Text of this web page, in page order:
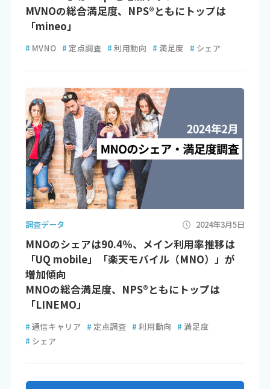
MVNOの総合満足度、NPS®ともにトップは
「mineo」
# MVNO # 定点調査 # 利用動向 # 満足度 # シェア
調査データ 2024年3月5日
MNOのシェアは90.4％、メイン利用率推移は
「UQ mobile」「楽天モバイル（MNO）」が
増加傾向
MNOの総合満足度、NPS®ともにトップは
「LINEMO」
# 通信キャリア # 定点調査 # 利用動向 # 満足度
# シェア